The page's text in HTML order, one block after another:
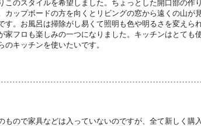
このスタイルを希望しました。ちょっとした開口部の作
カップボードの方を向くとリビングの窓から遠くの山が
す。お風呂は掃除がし易くて照明も色や明るさを変えら
家フロも楽しみの一つになりました。キッチンはとても
のキッチンを使いたいです。
もので家具などは入っていないのですが、全て新しく購